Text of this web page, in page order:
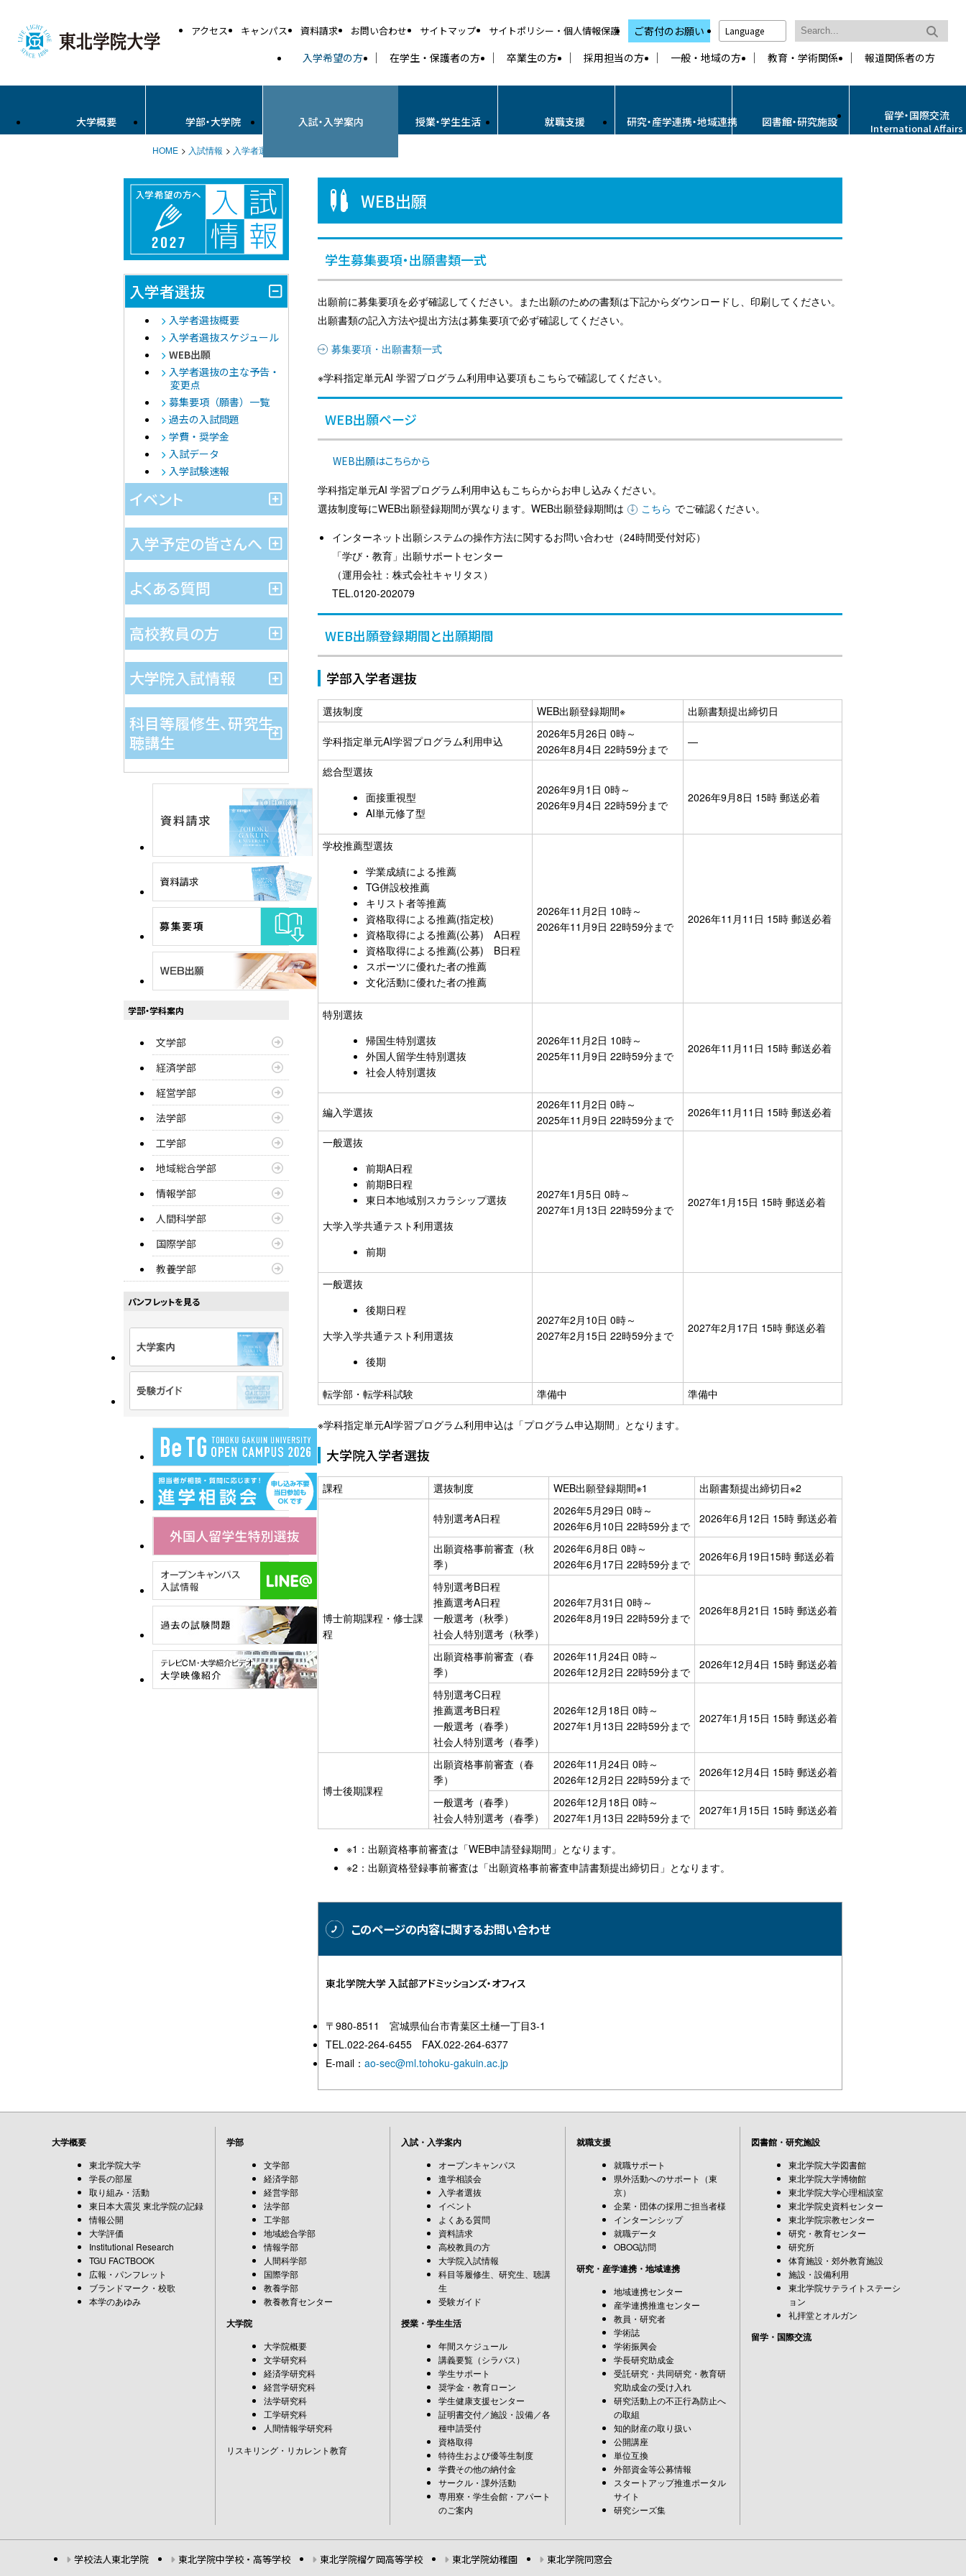
アクセス キャンパス 資料請求 お問い合わせ サイトマップ サイトポリシー・個人情報保護 ご寄付のお願い Language
入学希望の方 在学生・保護者の方 卒業生の方 採用担当の方 一般・地域の方 教育・学術関係 報道関係者の方
大学概要 学部・大学院 入試・入学案内 授業・学生生活 就職支援 研究・産学連携・地域連携 図書館・研究施設 留学・国際交流
International Affairs
HOME 入試情報 入学者選抜
入学者選抜
入学者選抜概要
入学者選抜スケジュール
WEB出願
入学者選抜の主な予告・
変更点
募集要項（願書）一覧
過去の入試問題
学費・奨学金
入試データ
入学試験速報
イベント
入学予定の皆さんへ
よくある質問
高校教員の方
大学院入試情報
科目等履修生、研究生、
聴講生
学部・学科案内
文学部
経済学部
経営学部
法学部
工学部
地域総合学部
情報学部
人間科学部
国際学部
教養学部
パンフレットを見る
WEB出願
学生募集要項・出願書類一式
出願前に募集要項を必ず確認してください。また出願のための書類は下記からダウンロードし、印刷してください。
出願書類の記入方法や提出方法は募集要項で必ず確認してください。
募集要項・出願書類一式
※学科指定単元AI 学習プログラム利用申込要項もこちらで確認してください。
WEB出願ページ
WEB出願はこちらから
学科指定単元AI 学習プログラム利用申込もこちらからお申し込みください。
選抜制度毎にWEB出願登録期間が異なります。WEB出願登録期間は
こちら でご確認ください。
インターネット出願システムの操作方法に関するお問い合わせ（24時間受付対応）
「学び・教育」出願サポートセンター
（運用会社：株式会社キャリタス）
TEL.0120-202079
WEB出願登録期間と出願期間
学部入学者選抜
選抜制度 WEB出願登録期間※ 出願書類提出締切日
学科指定単元AI学習プログラム利用申込
2026年5月26日 0時～
2026年8月4日 22時59分まで
—
総合型選抜
面接重視型
AI単元修了型
2026年9月1日 0時～
2026年9月4日 22時59分まで
2026年9月8日 15時 郵送必着
学校推薦型選抜
学業成績による推薦
TG併設校推薦
キリスト者等推薦
資格取得による推薦(指定校)
資格取得による推薦(公募) A日程
資格取得による推薦(公募) B日程
スポーツに優れた者の推薦
文化活動に優れた者の推薦
2026年11月2日 10時～
2026年11月9日 22時59分まで
2026年11月11日 15時 郵送必着
特別選抜
帰国生特別選抜
外国人留学生特別選抜
社会人特別選抜
2026年11月2日 10時～
2025年11月9日 22時59分まで
2026年11月11日 15時 郵送必着
編入学選抜
2026年11月2日 0時～
2025年11月9日 22時59分まで
2026年11月11日 15時 郵送必着
一般選抜
前期A日程
前期B日程
東日本地域別スカラシップ選抜
大学入学共通テスト利用選抜
前期
2027年1月5日 0時～
2027年1月13日 22時59分まで
2027年1月15日 15時 郵送必着
一般選抜
後期日程
大学入学共通テスト利用選抜
後期
2027年2月10日 0時～
2027年2月15日 22時59分まで
2027年2月17日 15時 郵送必着
転学部・転学科試験 準備中 準備中
※学科指定単元AI学習プログラム利用申込は「プログラム申込期間」となります。
大学院入学者選抜
課程 選抜制度 WEB出願登録期間※1 出願書類提出締切日※2
博士前期課程・修士課
程
特別選考A日程
2026年5月29日 0時～
2026年6月10日 22時59分まで
2026年6月12日 15時 郵送必着
出願資格事前審査（秋
季）
2026年6月8日 0時～
2026年6月17日 22時59分まで
2026年6月19日15時 郵送必着
特別選考B日程
推薦選考A日程
一般選考（秋季）
社会人特別選考（秋季）
2026年7月31日 0時～
2026年8月19日 22時59分まで
2026年8月21日 15時 郵送必着
出願資格事前審査（春
季）
2026年11月24日 0時～
2026年12月2日 22時59分まで
2026年12月4日 15時 郵送必着
特別選考C日程
推薦選考B日程
一般選考（春季）
社会人特別選考（春季）
2026年12月18日 0時～
2027年1月13日 22時59分まで
2027年1月15日 15時 郵送必着
博士後期課程
出願資格事前審査（春
季）
2026年11月24日 0時～
2026年12月2日 22時59分まで
2026年12月4日 15時 郵送必着
一般選考（春季）
社会人特別選考（春季）
2026年12月18日 0時～
2027年1月13日 22時59分まで
2027年1月15日 15時 郵送必着
※1：出願資格事前審査は「WEB申請登録期間」となります。
※2：出願資格登録事前審査は「出願資格事前審査申請書類提出締切日」となります。
このページの内容に関するお問い合わせ
東北学院大学 入試部アドミッションズ・オフィス
〒980-8511 宮城県仙台市青葉区土樋一丁目3-1
TEL.022-264-6455 FAX.022-264-6377
E-mail： ao-sec@ml.tohoku-gakuin.ac.jp
大学概要
東北学院大学
学長の部屋
取り組み・活動
東日本大震災 東北学院の記録
情報公開
大学評価
Institutional Research
TGU FACTBOOK
広報・パンフレット
ブランドマーク・校歌
本学のあゆみ
学部
文学部
経済学部
経営学部
法学部
工学部
地域総合学部
情報学部
人間科学部
国際学部
教養学部
教養教育センター
大学院
大学院概要
文学研究科
経済学研究科
経営学研究科
法学研究科
工学研究科
人間情報学研究科
リスキリング・リカレント教育
入試・入学案内
オープンキャンパス
進学相談会
入学者選抜
イベント
よくある質問
資料請求
高校教員の方
大学院入試情報
科目等履修生、研究生、聴講
生
受験ガイド
授業・学生生活
年間スケジュール
講義要覧（シラバス）
学生サポート
奨学金・教育ローン
学生健康支援センター
証明書交付／施設・設備／各
種申請受付
資格取得
特待生および優等生制度
学費その他の納付金
サークル・課外活動
専用寮・学生会館・アパート
のご案内
就職支援
就職サポート
県外活動へのサポート（東
京）
企業・団体の採用ご担当者様
インターンシップ
就職データ
OBOG訪問
研究・産学連携・地域連携
地域連携センター
産学連携推進センター
教員・研究者
学術誌
学術振興会
学長研究助成金
受託研究・共同研究・教育研
究助成金の受け入れ
研究活動上の不正行為防止へ
の取組
知的財産の取り扱い
公開講座
単位互換
外部資金等公募情報
スタートアップ推進ポータル
サイト
研究シーズ集
図書館・研究施設
東北学院大学図書館
東北学院大学博物館
東北学院大学心理相談室
東北学院史資料センター
東北学院宗教センター
研究・教育センター
研究所
体育施設・郊外教育施設
施設・設備利用
東北学院サテライトステーシ
ョン
礼拝堂とオルガン
留学・国際交流
学校法人東北学院 東北学院中学校・高等学校 東北学院榴ケ岡高等学校 東北学院幼稚園 東北学院同窓会